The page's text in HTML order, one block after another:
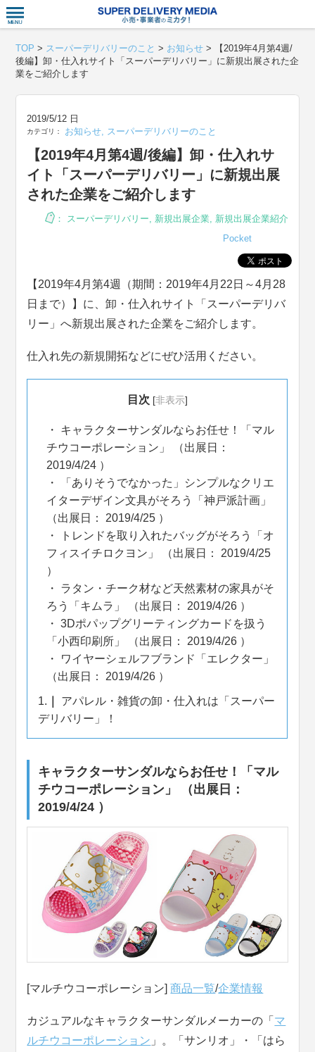
TOP > スーパーデリバリーのこと > お知らせ >
【2019年4月第4週/
後編】卸・仕入れサイト「スーパーデリバリー」に新規出展された企
業をご紹介します
2019/5/12 日
カテゴリ： お知らせ, スーパーデリバリーのこと
【2019年4月第4週/後編】卸・仕入れサ
イト「スーパーデリバリー」に新規出展
された企業をご紹介します
： スーパーデリバリー, 新規出展企業, 新規出展企業紹介
Pocket
【2019年4月第4週（期間：2019年4月22日～4月28
日まで）】に、卸・仕入れサイト「スーパーデリバ
リー」へ新規出展された企業をご紹介します。
仕入れ先の新規開拓などにぜひ活用ください。
目次 [非表示]
キャラクターサンダルならお任せ！「マル
チウコーポレーション」 （出展日：
2019/4/24 ）
「ありそうでなかった」シンプルなクリエ
イターデザイン文具がそろう「神戸派計画」
（出展日： 2019/4/25 ）
トレンドを取り入れたバッグがそろう「オ
フィスイチロクヨン」 （出展日： 2019/4/25
）
ラタン・チーク材など天然素材の家具がそ
ろう「キムラ」 （出展日： 2019/4/26 ）
3Dポパップグリーティングカードを扱う
「小西印刷所」 （出展日： 2019/4/26 ）
ワイヤーシェルフブランド「エレクター」
（出展日： 2019/4/26 ）
1.
アパレル・雑貨の卸・仕入れは「スーパー
デリバリー」！
キャラクターサンダルならお任せ！「マル
チウコーポレーション」 （出展日：
2019/4/24 ）
[マルチウコーポレーション]商品一覧/企業情報
カジュアルなキャラクターサンダルメーカーの「 マ
ルチウコーポレーション 」。「サンリオ」・「はら